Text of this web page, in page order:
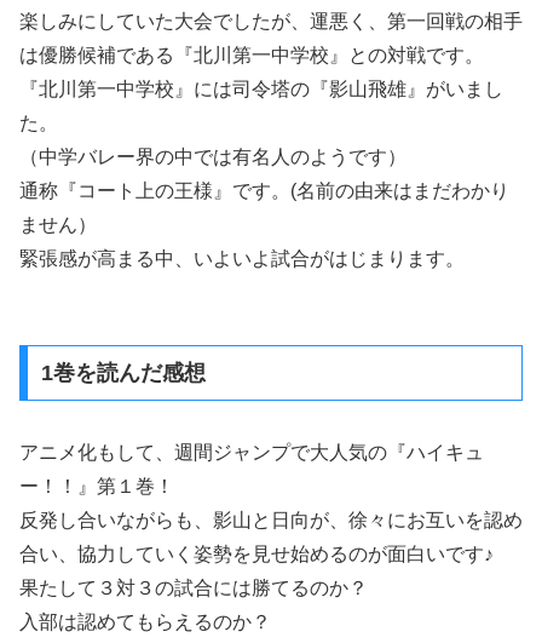
楽しみにしていた大会でしたが、運悪く、第一回戦の相手
は優勝候補である『北川第一中学校』との対戦です。
『北川第一中学校』には司令塔の『影山飛雄』がいまし
た。
（中学バレー界の中では有名人のようです）
通称『コート上の王様』です。(名前の由来はまだわかり
ません）
緊張感が高まる中、いよいよ試合がはじまります。
1巻を読んだ感想
アニメ化もして、週間ジャンプで大人気の『ハイキュ
ー！！』第１巻！
反発し合いながらも、影山と日向が、徐々にお互いを認め
合い、協力していく姿勢を見せ始めるのが面白いです♪
果たして３対３の試合には勝てるのか？
入部は認めてもらえるのか？